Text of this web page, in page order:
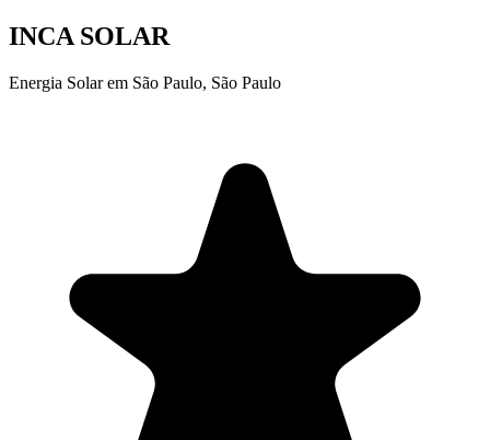
INCA SOLAR
Energia Solar em São Paulo, São Paulo